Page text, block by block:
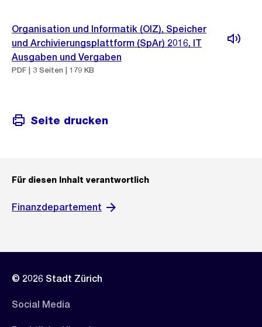
Organisation und Informatik (OIZ), Speicher
und Archivierungsplattform (SpAr) 2016, IT
Ausgaben und Vergaben
PDF | 3 Seiten | 179 KB
Seite drucken
Für diesen Inhalt verantwortlich
Finanzdepartement
© 2026 Stadt Zürich
Social Media